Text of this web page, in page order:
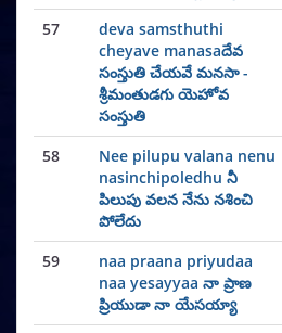
57
deva samsthuthi
cheyave manasaదేవ
సంస్తుతి చేయవే మనసా -
శ్రీమంతుడగు యెహోవ
సంస్తుతి
58
Nee pilupu valana nenu
nasinchipoledhu నీ
పిలుపు వలన నేను నశించి
పోలేదు
59
naa praana priyudaa
naa yesayyaa నా ప్రాణ
ప్రియుడా నా యేసయ్యా